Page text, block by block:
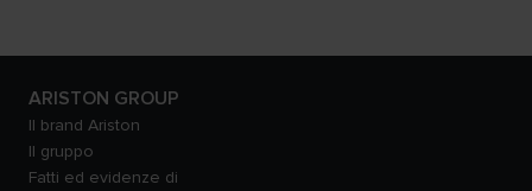
ARISTON GROUP
Il brand Ariston
Il gruppo
Fatti ed evidenze di